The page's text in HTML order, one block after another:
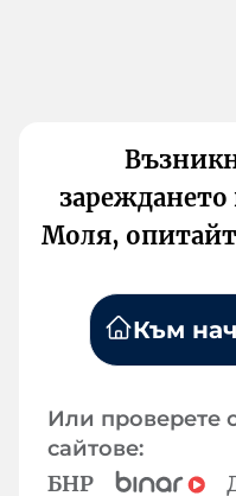
Моля,
Към
Или проверете
сайтове:
БНР